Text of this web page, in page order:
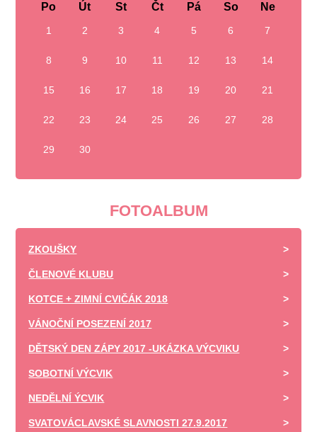
Po Út St Čt Pá So Ne
1 2 3 4 5 6 7
8 9 10 11 12 13 14
15 16 17 18 19 20 21
22 23 24 25 26 27 28
29 30
FOTOALBUM
ZKOUŠKY
ČLENOVÉ KLUBU
KOTCE + ZIMNÍ CVIČÁK 2018
VÁNOČNÍ POSEZENÍ 2017
DĚTSKÝ DEN ZÁPY 2017 -UKÁZKA VÝCVIKU
SOBOTNÍ VÝCVIK
NEDĚLNÍ ÝCVIK
SVATOVÁCLAVSKÉ SLAVNOSTI 27.9.2017